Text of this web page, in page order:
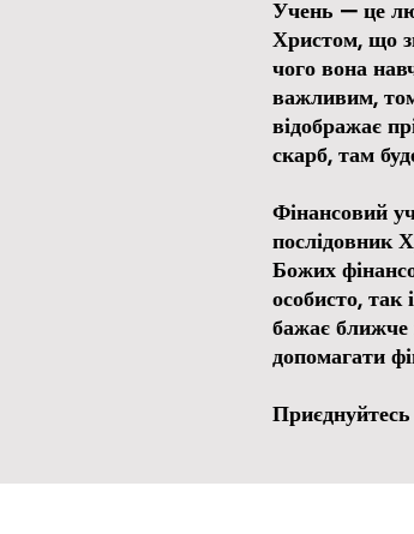
Учень — це
Христом, що
чого вона
важливим,
відображає
скарб, там
Фінансовий
послідовник
Божих
особисто, так
бажає ближче
допомагати
Приєднуйтесь